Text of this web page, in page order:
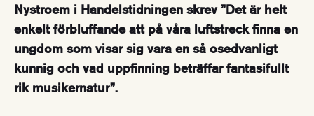
Nystroem i Handelstidningen skrev ”Det är helt
enkelt förbluffande att på våra luftstreck finna en
ungdom som visar sig vara en så osedvanligt
kunnig och vad uppfinning beträffar fantasifullt
rik musikernatur”.